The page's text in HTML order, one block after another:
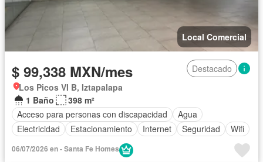
Local Comercial
$ 99,338 MXN/mes
Destacado
Los Picos VI B, Iztapalapa
1 Baño
398 m²
Acceso para personas con discapacidad
Agua
Electricidad
Estacionamiento Internet Seguridad Wifi
06/07/2026 en - Santa Fe Homes